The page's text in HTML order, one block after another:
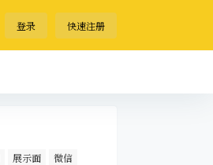
登录 快速注册
展示面
微信